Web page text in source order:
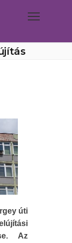
úti
Az